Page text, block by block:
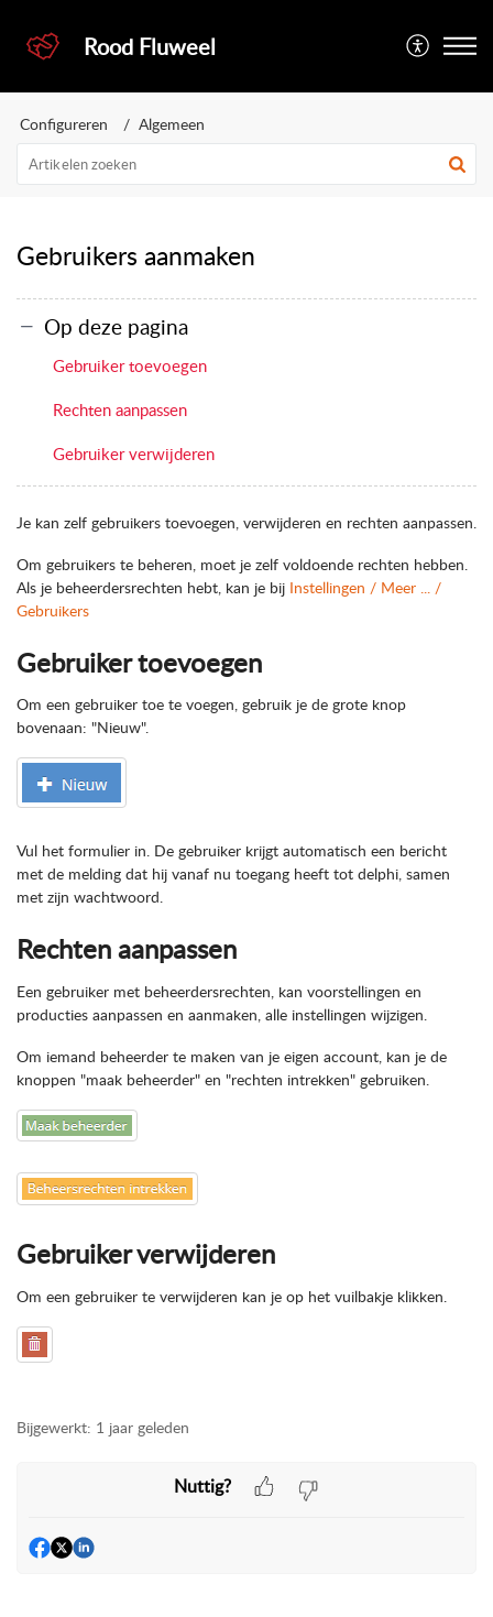
Rood Fluweel
Configureren Algemeen
Gebruikers aanmaken
Op deze pagina
Gebruiker toevoegen
Rechten aanpassen
Gebruiker verwijderen
Je kan zelf gebruikers toevoegen, verwijderen en rechten aanpassen.
Om gebruikers te beheren, moet je zelf voldoende rechten hebben.
Als je beheerdersrechten hebt, kan je bij Instellingen / Meer ... /
Gebruikers
Gebruiker toevoegen
Om een gebruiker toe te voegen, gebruik je de grote knop
bovenaan: "Nieuw".
Vul het formulier in. De gebruiker krijgt automatisch een bericht
met de melding dat hij vanaf nu toegang heeft tot delphi, samen
met zijn wachtwoord.
Rechten aanpassen
Een gebruiker met beheerdersrechten, kan voorstellingen en
producties aanpassen en aanmaken, alle instellingen wijzigen.
Om iemand beheerder te maken van je eigen account, kan je de
knoppen "maak beheerder" en "rechten intrekken" gebruiken.
Gebruiker verwijderen
Om een gebruiker te verwijderen kan je op het vuilbakje klikken.
Bijgewerkt: 1 jaar geleden
Nuttig?